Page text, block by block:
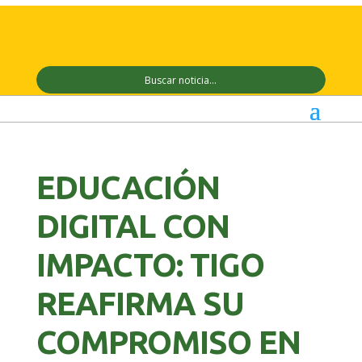
EDUCACIÓN
DIGITAL CON
IMPACTO: TIGO
REAFIRMA SU
COMPROMISO EN